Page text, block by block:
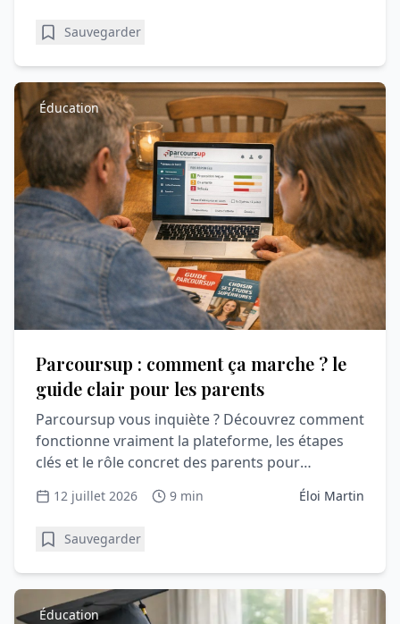
Sauvegarder
Éducation
Parcoursup : comment ça marche ? le
guide clair pour les parents
Parcoursup vous inquiète ? Découvrez comment
fonctionne vraiment la plateforme, les étapes
clés et le rôle concret des parents pour
accompagner sereinement votre lycéen.
12 juillet 2026 9 min Éloi Martin
Sauvegarder
Éducation